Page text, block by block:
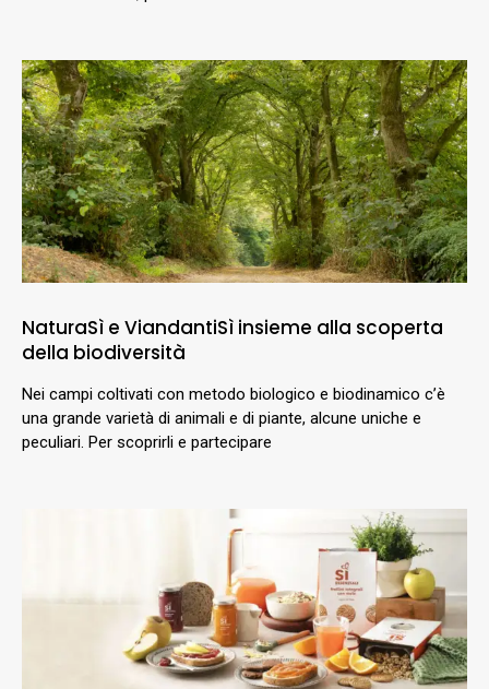
NaturaSì e ViandantiSì insieme alla scoperta
della biodiversità
Nei campi coltivati con metodo biologico e biodinamico c’è
una grande varietà di animali e di piante, alcune uniche e
peculiari. Per scoprirli e partecipare